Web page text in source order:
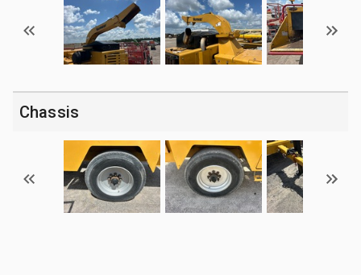
Chassis